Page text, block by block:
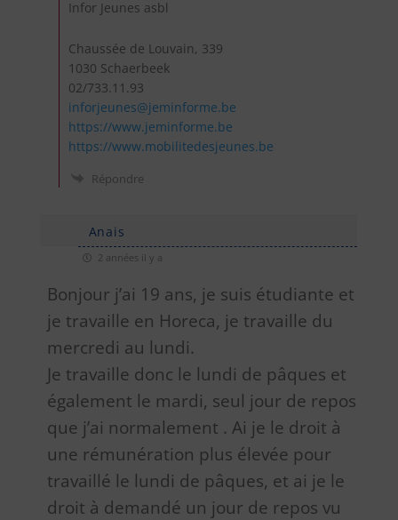
Infor Jeunes asbl
Chaussée de Louvain, 339
1030 Schaerbeek
02/733.11.93
inforjeunes@jeminforme.be
https://www.jeminforme.be
https://www.mobilitedesjeunes.be
Répondre
Anais
2 années il y a
Bonjour j’ai 19 ans, je suis étudiante et
je travaille en Horeca, je travaille du
mercredi au lundi.
Je travaille donc le lundi de pâques et
également le mardi, seul jour de repos
que j’ai normalement . Ai je le droit à
une rémunération plus élevée pour
travaillé le lundi de pâques, et ai je le
droit à demandé un jour de repos vu